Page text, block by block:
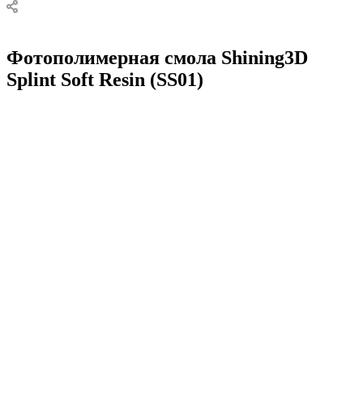
Фотополимерная смола Shining3D
Splint Soft Resin (SS01)